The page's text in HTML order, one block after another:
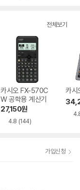
전체보기
카시오 FX-570C
W 공학용 계산기
27,150원
4.8 (144)
카
가입신청